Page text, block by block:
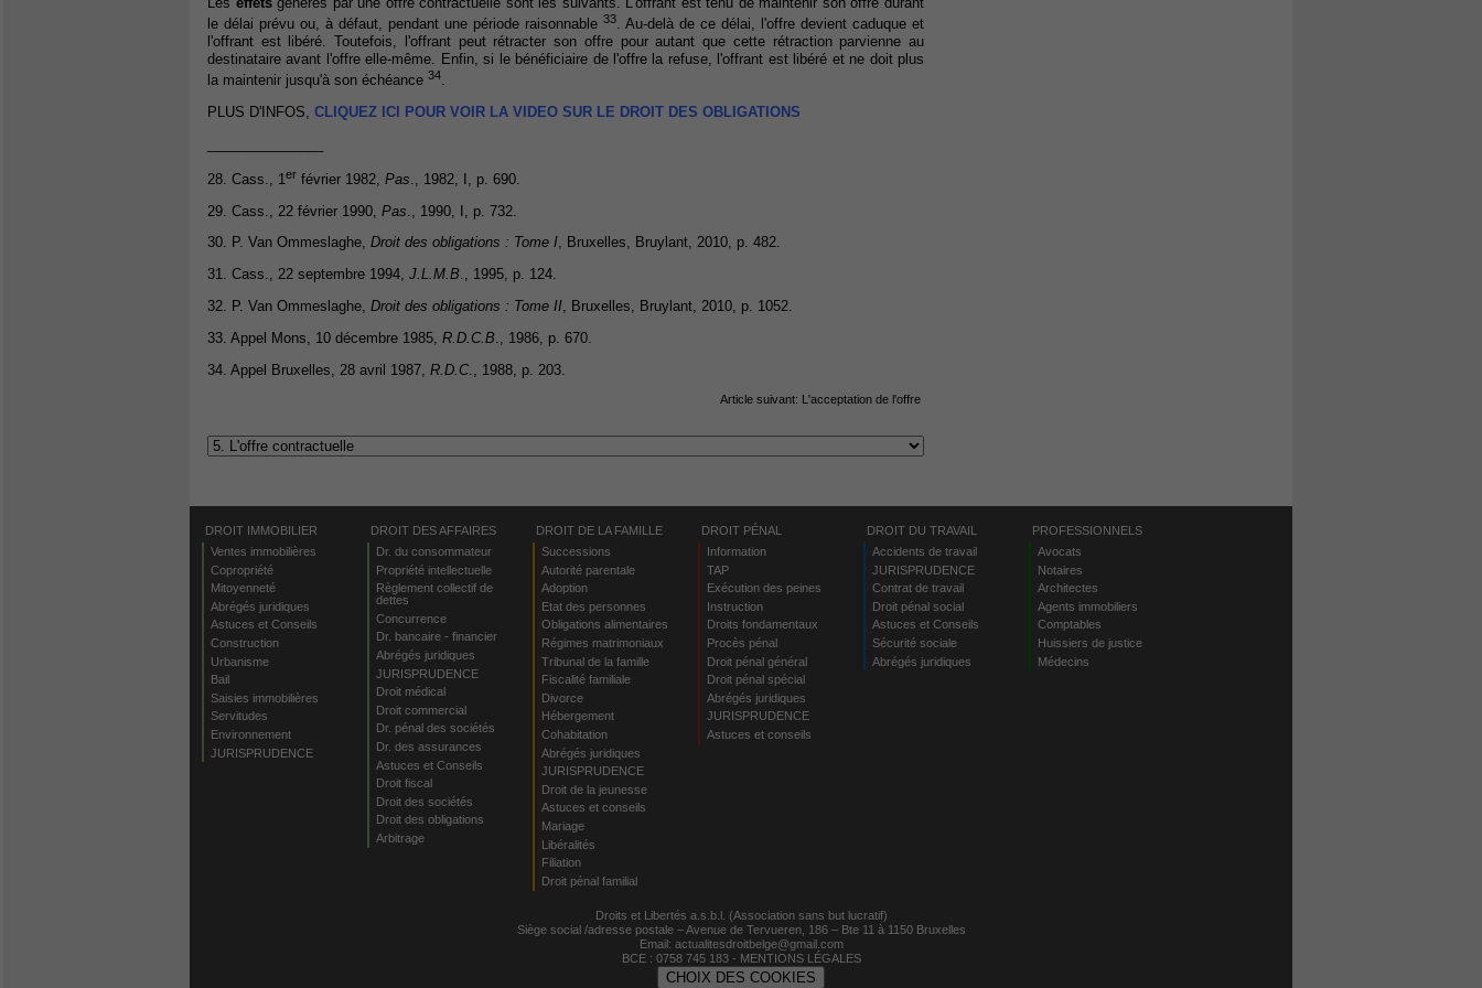
le délai prévu ou, à défaut, pendant une période raisonnable 33
. Au-delà de ce délai, l'offre devient caduque et
l'offrant est libéré. Toutefois, l'offrant peut rétracter son offre pour autant que cette rétraction parvienne au
destinataire avant l'offre elle-même. Enfin, si le bénéficiaire de l'offre la refuse, l'offrant est libéré et ne doit plus
la maintenir jusqu'à son échéance 34.
PLUS D'INFOS, CLIQUEZ ICI POUR VOIR LA VIDEO SUR LE DROIT DES OBLIGATIONS
28. Cass., 1 er février 1982, Pas ., 1982, I, p. 690.
29. Cass., 22 février 1990, Pas ., 1990, I, p. 732.
30. P. Van Ommeslaghe, Droit des obligations : Tome I, Bruxelles, Bruylant, 2010, p. 482.
31. Cass., 22 septembre 1994, J.L.M.B., 1995, p. 124.
32. P. Van Ommeslaghe, Droit des obligations : Tome II, Bruxelles, Bruylant, 2010, p. 1052.
33. Appel Mons, 10 décembre 1985, R.D.C.B ., 1986, p. 670.
34. Appel Bruxelles, 28 avril 1987, R.D.C ., 1988, p. 203.
Article suivant: L'acceptation de l'offre
DROIT IMMOBILIER
Ventes immobilières
Copropriété
Mitoyenneté
Abrégés juridiques
Astuces et Conseils
Construction
Urbanisme
Bail
Saisies immobilières
Servitudes
Environnement
JURISPRUDENCE
DROIT DES AFFAIRES
Dr. du consommateur
Propriété intellectuelle
Règlement collectif de
dettes
Concurrence
Dr. bancaire - financier
Abrégés juridiques
JURISPRUDENCE
Droit médical
Droit commercial
Dr. pénal des sociétés
Dr. des assurances
Astuces et Conseils
Droit fiscal
Droit des sociétés
Droit des obligations
Arbitrage
DROIT DE LA FAMILLE
Successions
Autorité parentale
Adoption
Etat des personnes
Obligations alimentaires
Régimes matrimoniaux
Tribunal de la famille
Fiscalité familiale
Divorce
Hébergement
Cohabitation
Abrégés juridiques
JURISPRUDENCE
Droit de la jeunesse
Astuces et conseils
Mariage
Libéralités
Filiation
Droit pénal familial
DROIT PÉNAL
Information
TAP
Exécution des peines
Instruction
Droits fondamentaux
Procès pénal
Droit pénal général
Droit pénal spécial
Abrégés juridiques
JURISPRUDENCE
Astuces et conseils
DROIT DU TRAVAIL
Accidents de travail
JURISPRUDENCE
Contrat de travail
Droit pénal social
Astuces et Conseils
Sécurité sociale
Abrégés juridiques
PROFESSIONNELS
Avocats
Notaires
Architectes
Agents immobiliers
Comptables
Huissiers de justice
Médecins
Droits et Libertés a.s.b.l. (Association sans but lucratif)
Siège social /adresse postale – Avenue de Tervueren, 186 – Bte 11 à 1150 Bruxelles
Email: actualitesdroitbelge@gmail.com
BCE : 0758 745 183 - MENTIONS LÉGALES
CHOIX DES COOKIES